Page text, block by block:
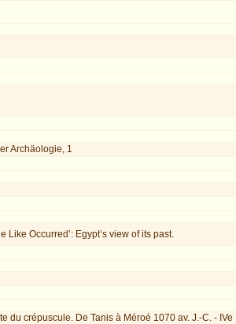
Archäologie, 1
Like Occurred’: Egypt’s view of its past.
du crépuscule. De Tanis à Méroé 1070 av. J.-C. - IVe